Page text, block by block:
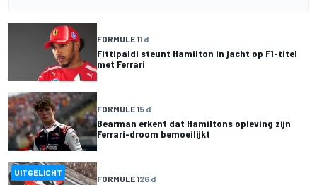
FORMULE 11 d
Fittipaldi steunt Hamilton in jacht op F1-titel
met Ferrari
FORMULE 15 d
Bearman erkent dat Hamiltons opleving zijn
Ferrari-droom bemoeilijkt
UITGELICHT
FORMULE 126 d